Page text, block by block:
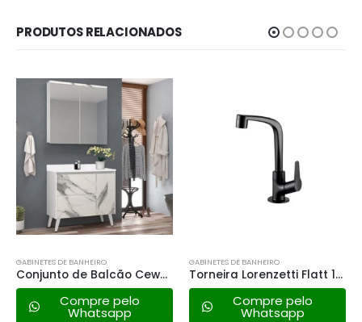
PRODUTOS RELACIONADOS
GABINETES DE BANHEIRO
Torneira Lorenzetti Flatt 1195 F71 -preta Fosca
Compre pelo
Whatsapp
GABINETES DE BANHEIRO
Torneira Lorenzetti Flatt Mesa – 1167 C71 – Preto Fosco
Compre pelo
Whatsapp